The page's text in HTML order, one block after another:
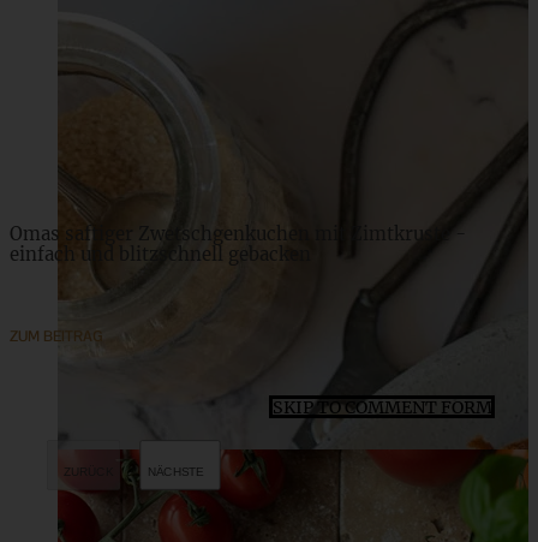
Schokoladen-Zwetschgenkuchen mit Walnüssen
Omas saftiger Zwetschgenkuchen mit Zimtkruste -
einfach und blitzschnell gebacken
ZUM BEITRAG
SKIP TO COMMENT FORM